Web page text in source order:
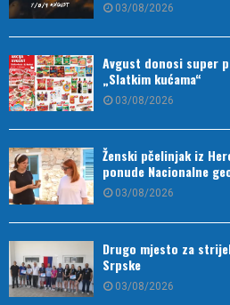
03/08/2026
Avgust donosi super
„Slatkim kućama“
03/08/2026
Ženski pčelinjak iz
ponude Nacionalne
03/08/2026
Drugo mjesto za
Srpske
03/08/2026